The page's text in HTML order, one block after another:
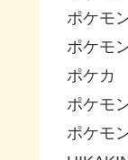
ポケモ
ポケモ
ポケカ
ポケモ
ポケモ